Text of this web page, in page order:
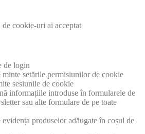
cookie-uri ai acceptat
de login
setările permisiunilor de cookie
sesiunile de cookie
informațiile introduse în formularele de
sau alte formulare de pe toate
produselor adăugate în coșul de